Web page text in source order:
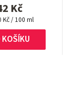
z
5
hvězdiček.
Kč
Kč / 100 ml
KOŠÍKU